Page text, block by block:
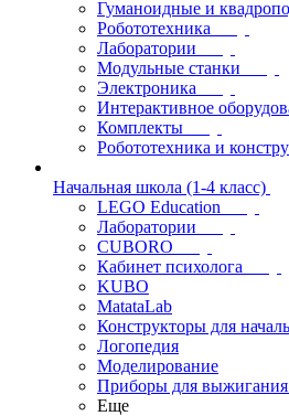
Гуманоидные и
Робототехника
Лаборатории
Модульные станки
Электроника
Интерактивное
Комплекты
Робототехника и
Начальная школа (1-4 класс)
LEGO Education
Лаборатории
CUBORO
Кабинет психолога
KUBO
MatataLab
Конструкторы для
Логопедия
Моделирование
Приборы для
Еще